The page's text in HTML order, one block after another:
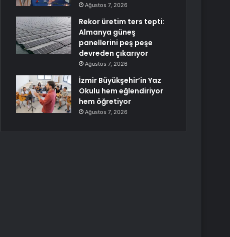
Ağustos 7, 2026
Rekor üretim ters tepti:
Almanya güneş
panellerini peş peşe
devreden çıkarıyor
Ağustos 7, 2026
İzmir Büyükşehir’in Yaz
Okulu hem eğlendiriyor
hem öğretiyor
Ağustos 7, 2026